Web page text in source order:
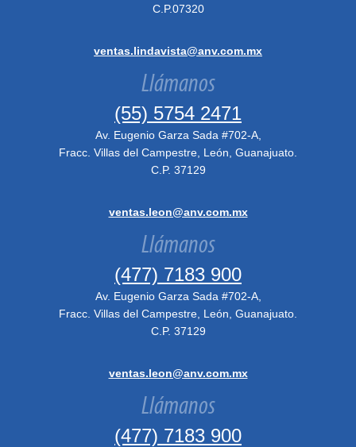
C.P.07320
ventas.lindavista@anv.com.mx
Llámanos
(55) 5754 2471
Av. Eugenio Garza Sada #702-A,
Fracc. Villas del Campestre, León, Guanajuato.
C.P. 37129
ventas.leon@anv.com.mx
Llámanos
(477) 7183 900
Av. Eugenio Garza Sada #702-A,
Fracc. Villas del Campestre, León, Guanajuato.
C.P. 37129
ventas.leon@anv.com.mx
Llámanos
(477) 7183 900